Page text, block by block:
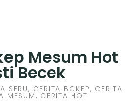
Mesum Hot
Becek
SERU, CERITA BOKEP, CERITA
MESUM, CERITA HOT